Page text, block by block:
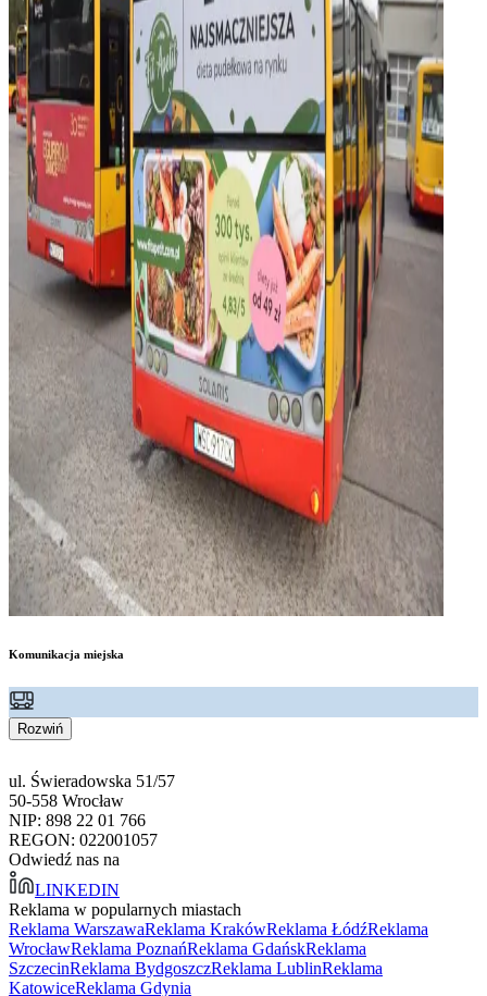
Komunikacja miejska
Rozwiń
ul. Świeradowska 51/57
50-558 Wrocław
NIP: 898 22 01 766
REGON: 022001057
Odwiedź nas na
LINKEDIN
Reklama w popularnych miastach
Reklama WarszawaReklama KrakówReklama ŁódźReklama
WrocławReklama PoznańReklama GdańskReklama
SzczecinReklama BydgoszczReklama LublinReklama
KatowiceReklama Gdynia